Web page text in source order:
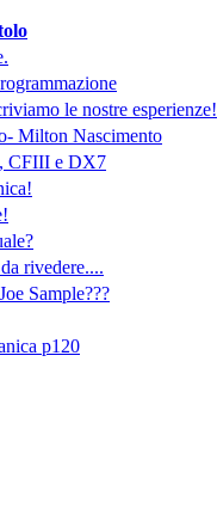
le nostre esperienze!
Milton Nascimento
CFIII e DX7
rivedere....
Sample???
p120